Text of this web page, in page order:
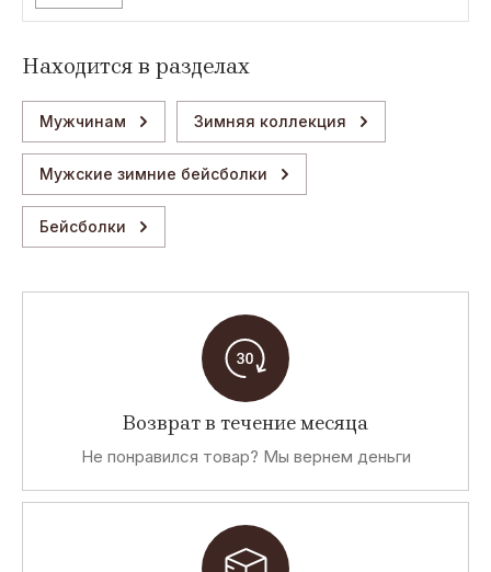
Находится в разделах
Мужчинам Зимняя коллекция
Мужские зимние бейсболки
Бейсболки
Возврат в течение месяца
Не понравился товар? Мы вернем деньги